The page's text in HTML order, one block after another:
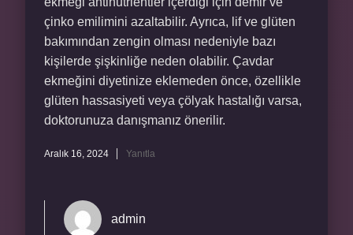
çinko emilimini azaltabilir. Ayrıca, lif ve glüten
bakımından zengin olması nedeniyle bazı
kişilerde şişkinliğe neden olabilir. Çavdar
ekmeğini diyetinize eklemeden önce, özellikle
glüten hassasiyeti veya çölyak hastalığı varsa,
doktorunuza danışmanız önerilir.
Aralık 16, 2024 Yanıtla
admin